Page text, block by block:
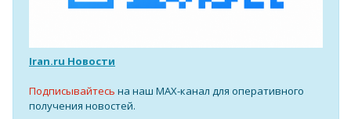
Iran.ru Новости
Подписывайтесь на наш MAX-канал для оперативного
получения новостей.